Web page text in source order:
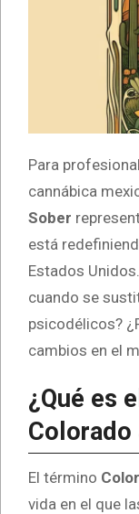
Para
cannábica
Sober
está
Estados
cuando se
psicodélicos?
cambios en el
¿Qué es
Colorado
El término
vida en el que